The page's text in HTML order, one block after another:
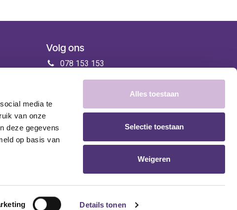
media te
van onze
deze gegevens
op basis van
Details tonen
Alles toestaan
Selectie toestaan
Weigeren
Volg ons
078 153 153